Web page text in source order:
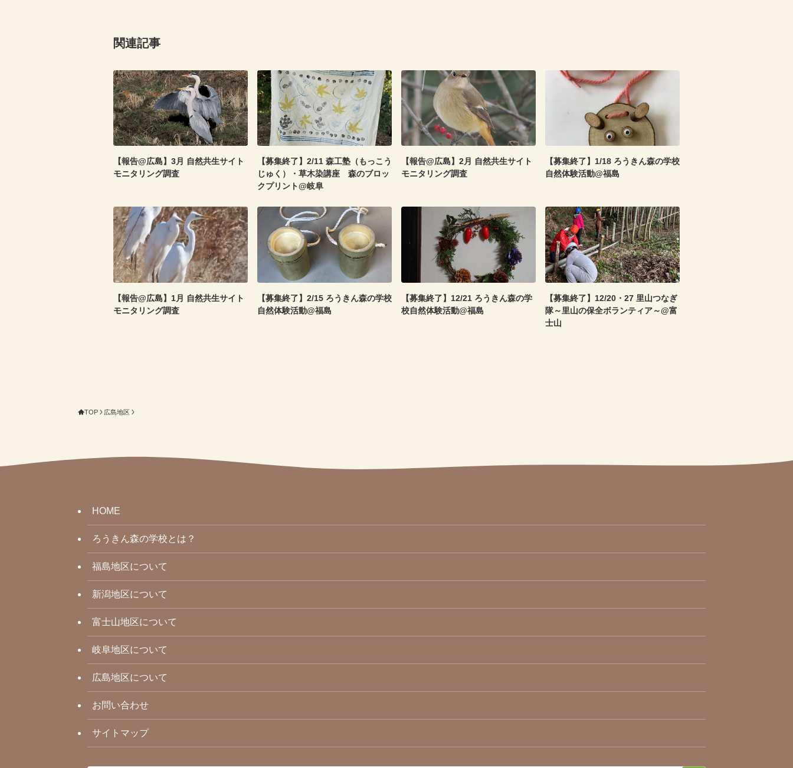
関連記事
【報告@広島】3月 自然共生サイト
モニタリング調査
【募集終了】2/11 森工塾（もっこう
じゅく）・草木染講座 森のブロッ
クプリント@岐阜
【報告@広島】2月 自然共生サイト
モニタリング調査
【募集終了】1/18 ろうきん森の学校
自然体験活動@福島
【報告@広島】1月 自然共生サイト
モニタリング調査
【募集終了】2/15 ろうきん森の学校
自然体験活動@福島
【募集終了】12/21 ろうきん森の学
校自然体験活動@福島
【募集終了】12/20・27 里山つなぎ
隊～里山の保全ボランティア～@富
士山
TOP 広島地区
HOME
ろうきん森の学校とは？
福島地区について
新潟地区について
富士山地区について
岐阜地区について
広島地区について
お問い合わせ
サイトマップ